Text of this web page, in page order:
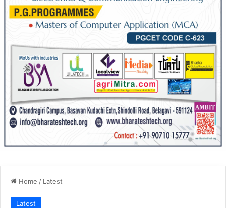
Home / Latest
Latest